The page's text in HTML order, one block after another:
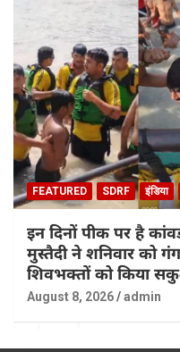
FEATURED SDRF इंडिया
इन दिनों पीक पर है
मुस्तैदी ने शनिवार को
शिवभक्तों को किया
August 8, 2026 admin